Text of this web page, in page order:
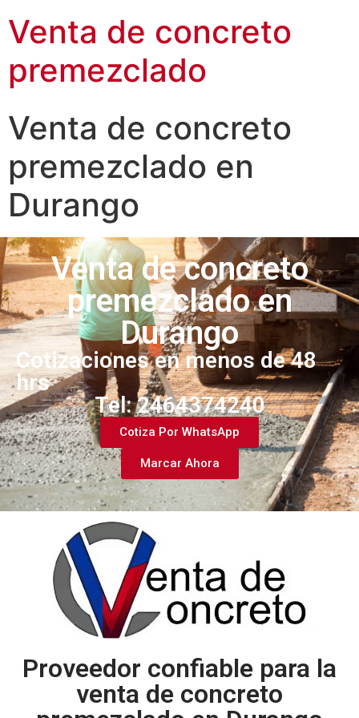
Venta de concreto
premezclado
Venta de concreto
premezclado en
Durango
Venta de concreto
premezclado en
Durango
Cotizaciones en menos de 48
hrs
Tel: 2464374240​
Cotiza Por WhatsApp
Marcar Ahora
Proveedor confiable para la
venta de concreto